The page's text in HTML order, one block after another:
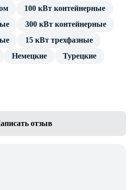
разъемов, без трансформатора и
Энерджи Групп — только
ДГУ. Дизельный
гарантию
подключения и эксплуатации
объеме без дополнительной
любой транспортной
сопровождение проекта.
100 кВт контейнерные
300 кВт контейнерные
15 кВт трехфазные
Немецкие Турецкие
отзыв